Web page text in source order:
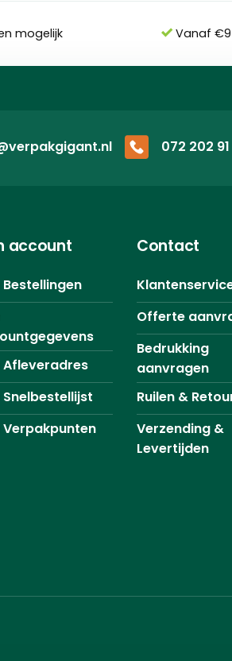
mogelijk Vanaf
072 202
account
Bestellingen
Afleveradres
Snelbestellijst
Verpakpunten
Contact
Offerte
Bedrukking
aanvragen
Ruilen &
Verzending &
Levertijden